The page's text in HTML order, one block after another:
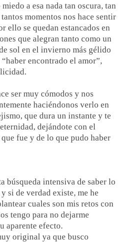
a esa nada tan oscura, tan
momentos nos hace sentir
ello se quedan estancados en
que alegran tanto como un
sol en el invierno más gélido
encontrado el amor”,
ser muy cómodos y nos
haciéndonos verlo en
que dura un instante y te
dejándote con el
fue y de lo que pudo haber
búsqueda intensiva de saber lo
si de verdad existe, me he
cuales son mis retos con
tengo para no dejarme
aparente efecto.
original ya que busco